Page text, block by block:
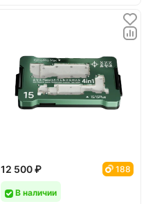
12 500 ₽ 188
В наличии